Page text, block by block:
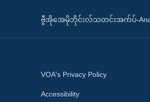
ဗွီအိုအေမိုဘိုင်းလ်သတင်းအက်ပ်-
VOA's Privacy Policy
Accessibility